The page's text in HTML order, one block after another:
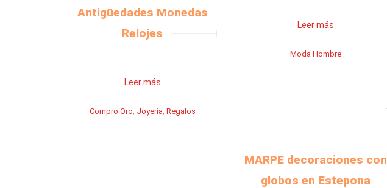
Antigüedades Monedas
Relojes
Leer más
Compro Oro, Joyería, Regalos
Leer más
Moda Hombre
MARPE decoraciones con
globos en Estepona